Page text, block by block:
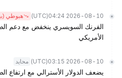
2026-08-10 04:24
(UTC) هبوطي
الفرنك السويسري ينخفض مع دعم
الأمريكي
2026-08-10 03:15
(UTC) محايد
يضعف الدولار الأسترالي مع ارتفاع